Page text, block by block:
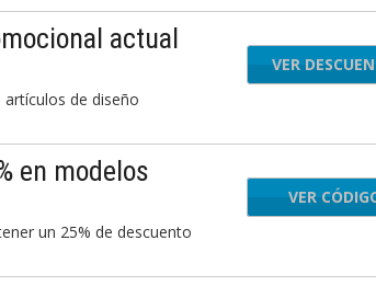
actual
de diseño
VER
en modelos
un 25% de descuento
VER